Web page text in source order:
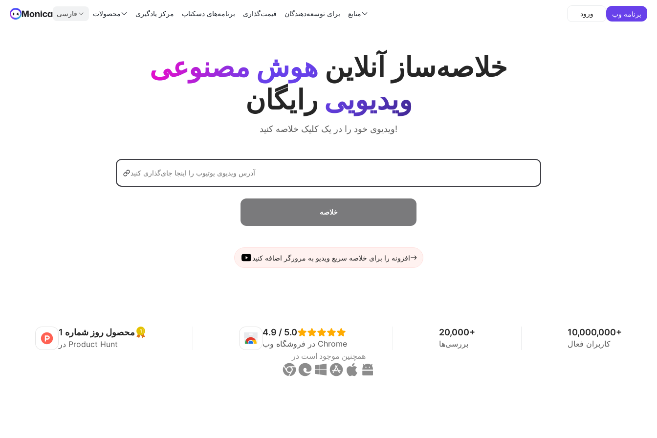
فارسی محصولات مرکز یادگیری برنامه‌های دسکتاپ قیمت‌گذاری برای توسعه‌دهندگان منابع ورود برنامه وب
خلاصه‌ساز آنلاین هوش مصنوعی
ویدیویی رایگان
ویدیوی خود را در یک کلیک خلاصه کنید!
خلاصه
افزونه را برای خلاصه سریع ویدیو به مرورگر اضافه کنید
محصول روز شماره 1
در Product Hunt
4.9 / 5.0
در فروشگاه وب Chrome
20,000+
بررسی‌ها
10,000,000+
کاربران فعال
همچنین موجود است در